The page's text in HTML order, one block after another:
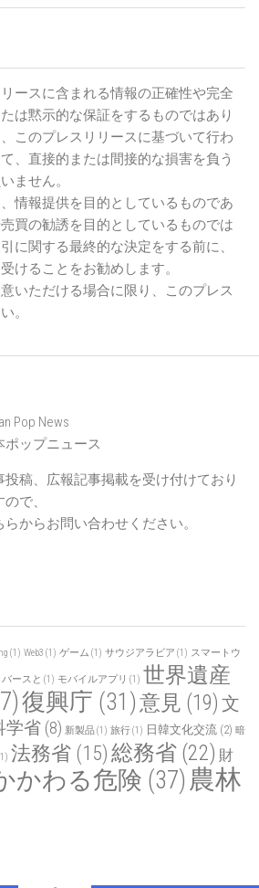
ースに含まれる情報の正確性や完全
は黙示的な保証をするものではあり
このプレスリリースに基づいて行わ
、直接的または間接的な損害を負う
ません。
情報提供を目的としているものであ
買の勧誘を目的としているものでは
に関する最終的な決定をする前に、
けることをお勧めします。
いただける場合に限り、このプレス
。
Pop News
ポップニュース
投稿、広報記事掲載を受け付けており
ので、
らからお問い合わせください。
(1) Web3 (1) ゲーム (1) サウジアラビア (1) スマートウ
バースと (1) モバイルアプリ (1) 世界遺産
復興庁 (31)意見 (19) 文
学省 (8) 新製品(1) 旅行(1) 日韓文化交流 (2) 暗
法務省 (15) 総務省 (22) 財
かわる危険 (37) 農林